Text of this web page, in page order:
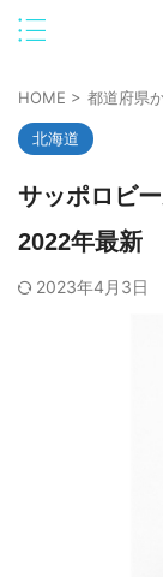
HOME > 都道府県
北海道
サッポロビ
2022年最新
2023年4月3日